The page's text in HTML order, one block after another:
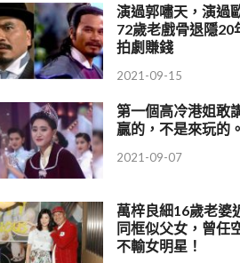
演過郭嘯天，演過
72歲老戲骨退隱20
拍劇賺錢
2021-09-15
第一個高冷港姐敢
贏的，不是來玩的
2021-09-07
萬梓良細16歲老婆
同框似父女，曾任
不輸女明星！